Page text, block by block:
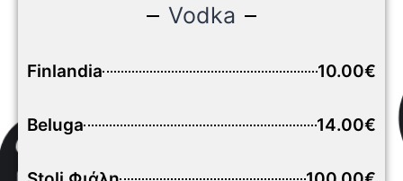
Vodka
Finlandia 10.00€
Beluga 14.00€